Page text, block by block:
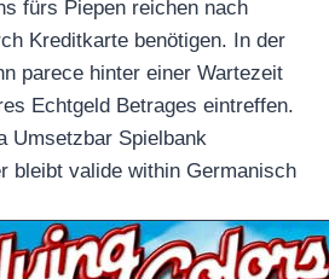
fürs Piepen reichen nach
Kreditkarte benötigen. In der
parece hinter einer Wartezeit
Echtgeld Betrages eintreffen.
Umsetzbar Spielbank
bleibt valide within Germanisch